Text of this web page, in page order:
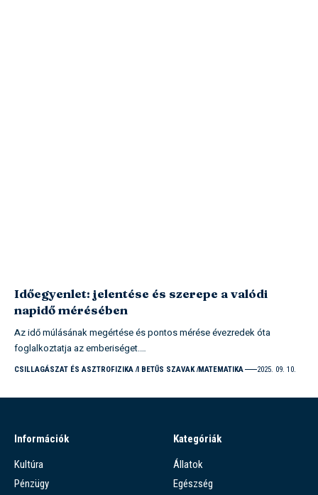
Időegyenlet: jelentése és szerepe a valódi
napidő mérésében
Az idő múlásának megértése és pontos mérése évezredek óta
foglalkoztatja az emberiséget.…
CSILLAGÁSZAT ÉS ASZTROFIZIKA I BETŰS SZAVAK MATEMATIKA 2025. 09. 10.
Információk
Kultúra
Pénzügy
Kategóriák
Állatok
Egészség